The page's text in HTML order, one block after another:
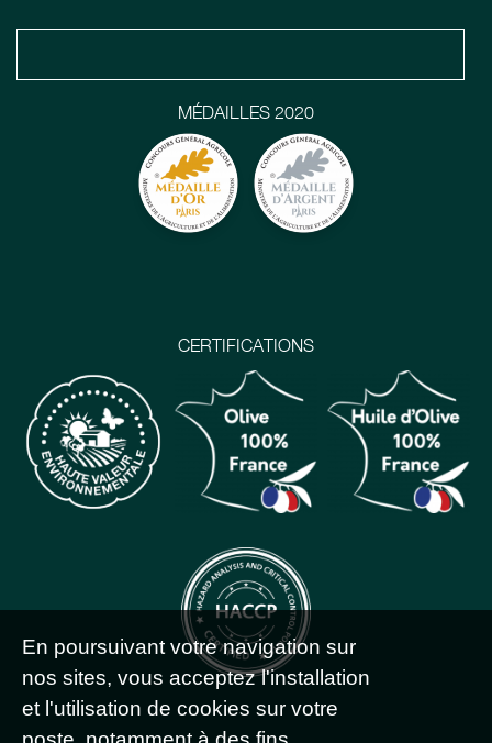
CERTIFICATIONS
MÉDAILLES 2020
En poursuivant votre navigation sur
nos sites, vous acceptez l'installation
et l'utilisation de cookies sur votre